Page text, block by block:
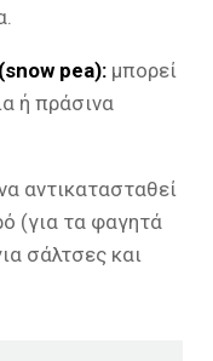
pea): μπορεί
ή πράσινα
αντικατασταθεί
(για τα φαγητά
σάλτσες και